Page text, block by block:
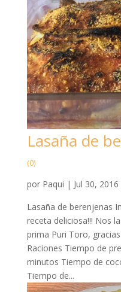
Lasaña de
(0)
por Paqui | Jul 30, 2016
Lasaña de berenjenas
receta deliciosa!!! Nos
prima Puri Toro,
Raciones Tiempo de
minutos Tiempo de
Tiempo de...